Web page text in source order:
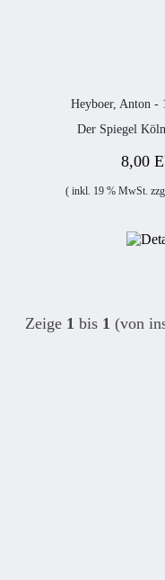
Heyboer, Anton -
Der Spiegel
8,00
( inkl. 19 % MwSt.
Zeige 1 bis 1 (von